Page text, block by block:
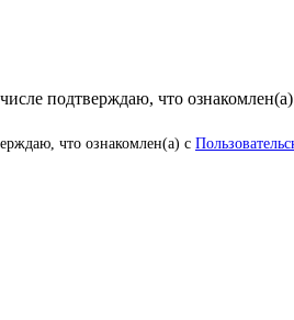
подтверждаю, что
что ознакомлен(а) с